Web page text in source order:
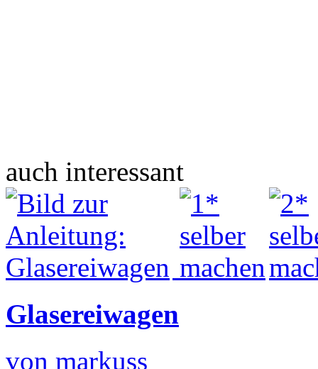
auch interessant
Glasereiwagen
von markuss